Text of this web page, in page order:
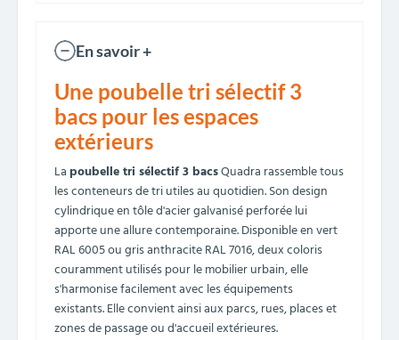
En savoir +
Une poubelle tri sélectif 3
bacs pour les espaces
extérieurs
Lapoubelle tri sélectif 3 bacsQuadra rassemble tous
les conteneurs de tri utiles au quotidien. Son design
cylindrique en tôle d'acier galvanisé perforée lui
apporte une allure contemporaine. Disponible en vert
RAL 6005 ou gris anthracite RAL 7016, deux coloris
couramment utilisés pour le mobilier urbain, elle
s'harmonise facilement avec les équipements
existants. Elle convient ainsi aux parcs, rues, places et
zones de passage ou d'accueil extérieures.